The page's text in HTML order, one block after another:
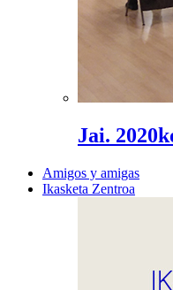
Jai.
Amigos y amigas
Ikasketa Zentroa